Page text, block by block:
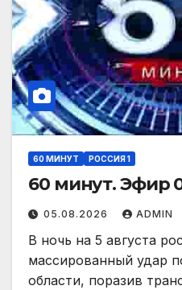
60 МИНУТ РОССИЯ 1
60 минут. Эфир
05.08.2026 ADMIN
В ночь на 5 августа
массированный удар
области, поразив